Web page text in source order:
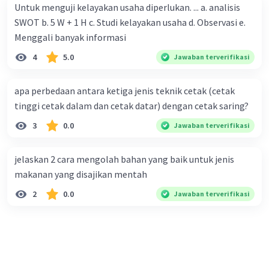
Untuk menguji kelayakan usaha diperlukan. ... a. analisis
SWOT b. 5 W + 1 H c. Studi kelayakan usaha d. Observasi e.
Menggali banyak informasi
4 5.0 Jawaban terverifikasi
apa perbedaan antara ketiga jenis teknik cetak (cetak
tinggi cetak dalam dan cetak datar) dengan cetak saring?
3 0.0 Jawaban terverifikasi
jelaskan 2 cara mengolah bahan yang baik untuk jenis
makanan yang disajikan mentah
2 0.0 Jawaban terverifikasi